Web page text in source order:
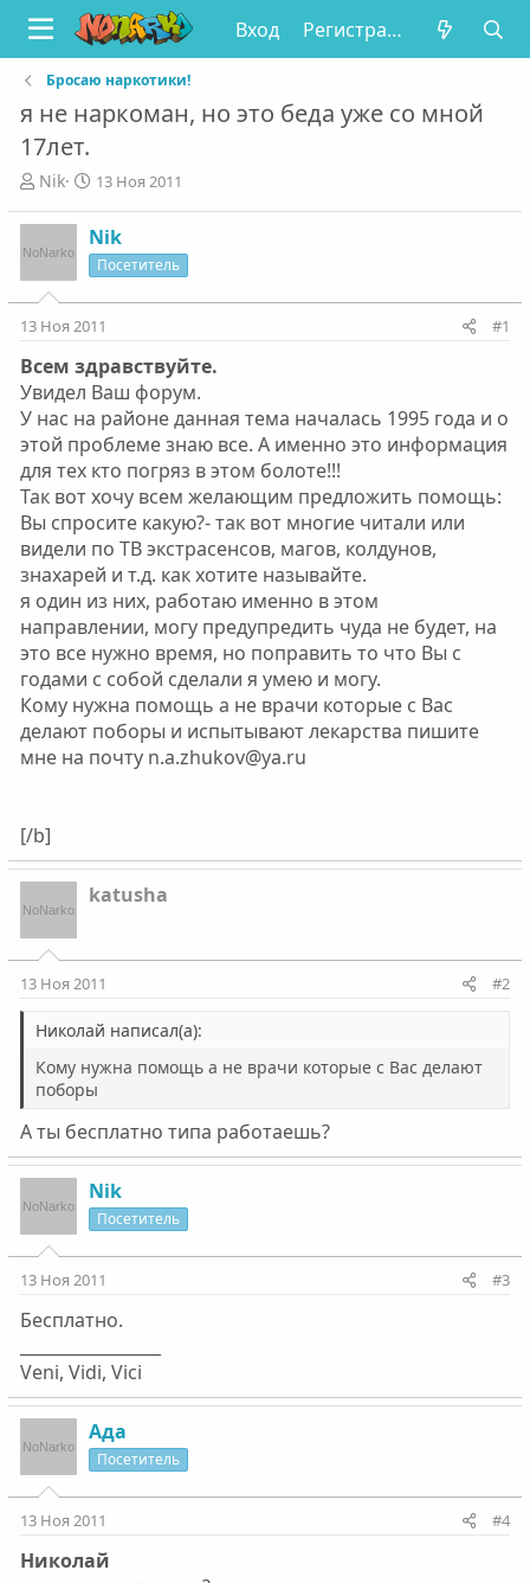
Вход Регистрация
Бросаю наркотики!
я не наркоман, но это беда уже со мной
17лет.
А
т
о
т
м
ы
Nik
Д
т
а
н
а
л
а
13 Ноя 2011
Nik
Посетитель
13 Ноя 2011 #1
Всем здравствуйте.
Увидел Ваш форум.
У нас на районе данная тема началась 1995 года и о
этой проблеме знаю все. А именно это информация
для тех кто погряз в этом болоте!!!
Так вот хочу всем желающим предложить помощь:
Вы спросите какую?- так вот многие читали или
видели по ТВ экстрасенсов, магов, колдунов,
знахарей и т.д. как хотите называйте.
я один из них, работаю именно в этом
направлении, могу предупредить чуда не будет, на
это все нужно время, но поправить то что Вы с
годами с собой сделали я умею и могу.
Кому нужна помощь а не врачи которые с Вас
делают поборы и испытывают лекарства пишите
мне на почту n.a.zhukov@ya.ru
[/b]
katusha
13 Ноя 2011 #2
Николай написал(а):
Кому нужна помощь а не врачи которые с Вас делают
поборы
А ты бесплатно типа работаешь?
Nik
Посетитель
13 Ноя 2011 #3
Бесплатно.
Veni, Vidi, Vici
Ада
Посетитель
13 Ноя 2011 #4
Николай